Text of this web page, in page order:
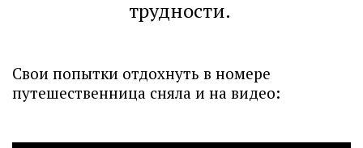
трудности.
Свои попытки отдохнуть в номере
путешественница сняла и на видео: